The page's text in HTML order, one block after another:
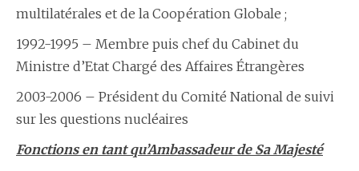
multilatérales et de la Coopération Globale ;
1992-1995 – Membre puis chef du Cabinet du
Ministre d’Etat Chargé des Affaires Étrangères
2003-2006 – P​résident du Comité National de suivi
sur les questions nucléaires
Fonctions en tant qu’Ambassadeur de Sa Majesté